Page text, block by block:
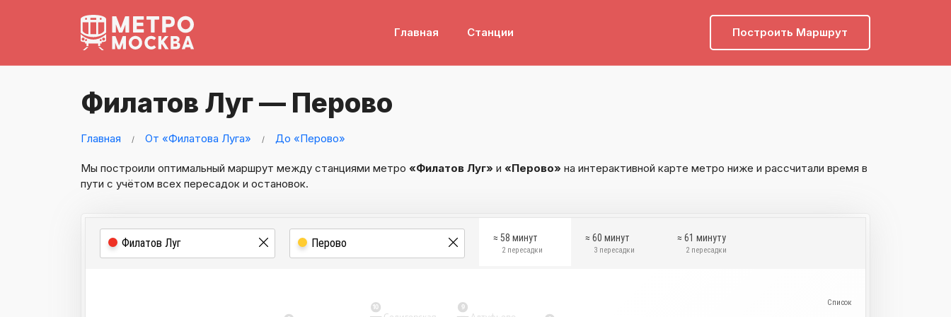
Главная Станции Построить Маршрут
Филатов Луг — Перово
Главная От «Филатова Луга» До «Перово»
Мы построили оптимальный маршрут между станциями метро «Филатов Луг» и «Перово» на интерактивной карте метро ниже и рассчитали время в
пути с учётом всех пересадок и остановок.
≈ 58 минут
2 пересадки
≈ 60 минут
3 пересадки
≈ 61 минуту
2 пересадки
9
10